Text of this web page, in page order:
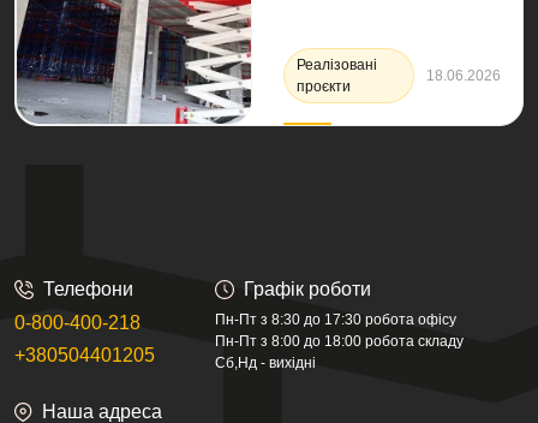
Реалізовані
проєкти
18.06.2026
Телефони
0-800-400-218
+380504401205
Графік роботи
Пн-Пт з 8:30 до 17:30 робота офісу
Пн-Пт з 8:00 до 18:00 робота складу
Сб,Нд - вихідні
Наша адреса